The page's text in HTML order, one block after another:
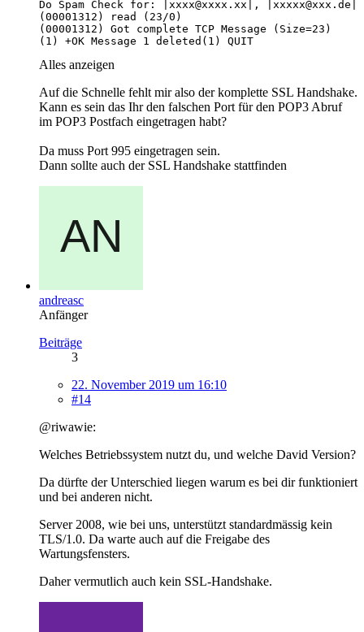
(1) +OK Message 1 deleted(1) QUIT
Alles anzeigen
Auf die Schnelle fehlt mir also der komplette SSL Handshake.
Kann es sein das Ihr den falschen Port für den POP3 Abruf
im POP3 Postfach eingetragen habt?
Da muss Port 995 eingetragen sein.
Dann sollte auch der SSL Handshake stattfinden
andreasc
Anfänger
Beiträge
3
22. November 2019 um 16:10
#14
@riwawie:
Welches Betriebssystem nutzt du, und welche David Version?
Da dürfte der Unterschied liegen warum es bei dir funktioniert
und bei anderen nicht.
Server 2008, wie bei uns, unterstützt standardmässig kein
TLS/1.0. Da warte auch auf die Freigabe des
Wartungsfensters.
Daher vermutlich auch kein SSL-Handshake.